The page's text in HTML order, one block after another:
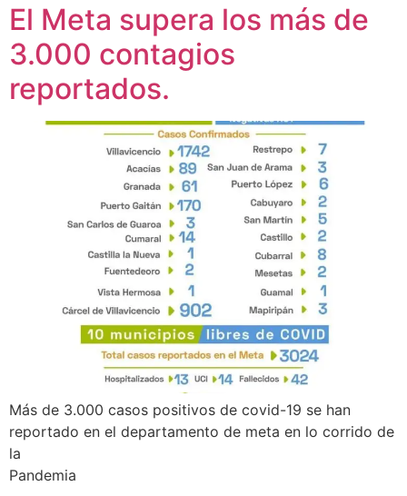
El Meta supera los más de
3.000 contagios
reportados.
Más de 3.000 casos positivos de covid-19 se han
reportado en el departamento de meta en lo corrido de
la
Pandemia